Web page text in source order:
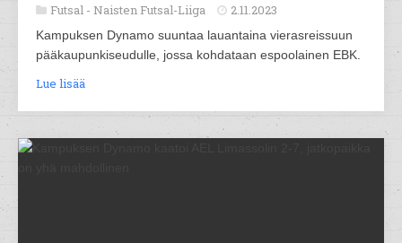
Futsal - Naisten Futsal-Liiga 2.11.2023
Kampuksen Dynamo suuntaa lauantaina vierasreissuun
pääkaupunkiseudulle, jossa kohdataan espoolainen EBK.
Lue lisää